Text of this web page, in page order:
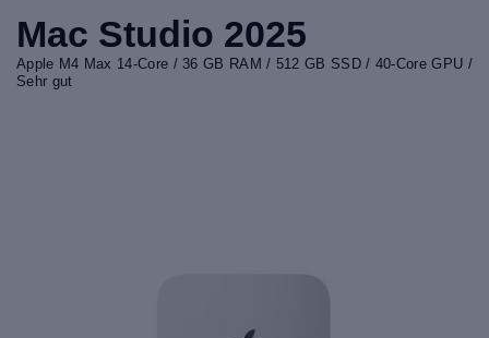
Mac Studio 2025
Apple M4 Max 14-Core / 36 GB RAM / 512 GB SSD / 40-Core GPU /
Sehr gut